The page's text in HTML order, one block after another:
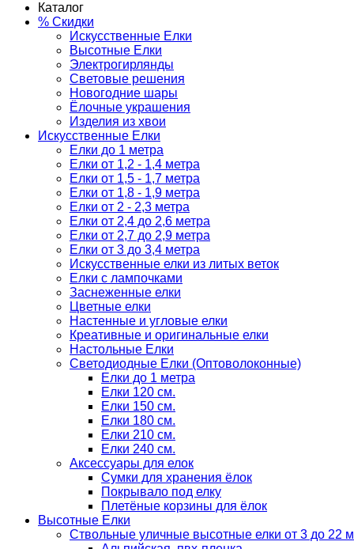
Каталог
% Скидки
Искусственные Елки
Высотные Елки
Электрогирлянды
Световые решения
Новогодние шары
Ёлочные украшения
Изделия из хвои
Искусственные Елки
Елки до 1 метра
Елки от 1,2 - 1,4 метра
Елки от 1,5 - 1,7 метра
Елки от 1,8 - 1,9 метра
Елки от 2 - 2,3 метра
Елки от 2,4 до 2,6 метра
Елки от 2,7 до 2,9 метра
Елки от 3 до 3,4 метра
Искусственные елки из литых веток
Елки с лампочками
Заснеженные елки
Цветные елки
Настенные и угловые елки
Креативные и оригинальные елки
Настольные Елки
Светодиодные Елки (Оптоволоконные)
Елки до 1 метра
Елки 120 см.
Елки 150 см.
Елки 180 см.
Елки 210 см.
Елки 240 см.
Аксессуары для елок
Сумки для хранения ёлок
Покрывало под елку
Плетёные корзины для ёлок
Высотные Елки
Ствольные уличные высотные елки от 3 до 22 м